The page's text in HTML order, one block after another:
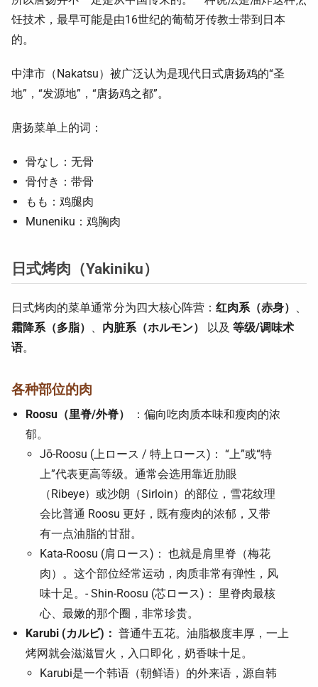
饪技术，最早可能是由16世纪的葡萄牙传教士带到日本
的。
中津市（Nakatsu）被广泛认为是现代日式唐扬鸡的“圣
地”，“发源地”，“唐扬鸡之都”。
唐扬菜单上的词：
骨なし：无骨
骨付き：带骨
もも：鸡腿肉
Muneniku：鸡胸肉
日式烤肉（Yakiniku）
日式烤肉的菜单通常分为四大核心阵营： 红肉系（赤身） 、
霜降系（多脂） 、 内脏系（ホルモン） 以及 等级/调味术
语。
各种部位的肉
Roosu（里脊/外脊）
：偏向吃肉质本味和瘦肉的浓
郁。
Jō-Roosu (上ロース / 特上ロース)： “上”或“特
上”代表更高等级。通常会选用靠近肋眼
（Ribeye）或沙朗（Sirloin）的部位，雪花纹理
会比普通 Roosu 更好，既有瘦肉的浓郁，又带
有一点油脂的甘甜。
​Kata-Roosu (肩ロース)： 也就是肩里脊（梅花
肉）。这个部位经常运动，肉质非常有弹性，风
味十足。 ​- Shin-Roosu (芯ロース)： 里脊肉最核
心、最嫩的那个圈，非常珍贵。
Karubi (カルビ)： 普通牛五花。油脂极度丰厚，一上
烤网就会滋滋冒火，入口即化，奶香味十足。
Karubi是一个韩语（朝鲜语）的外来语，源自韩